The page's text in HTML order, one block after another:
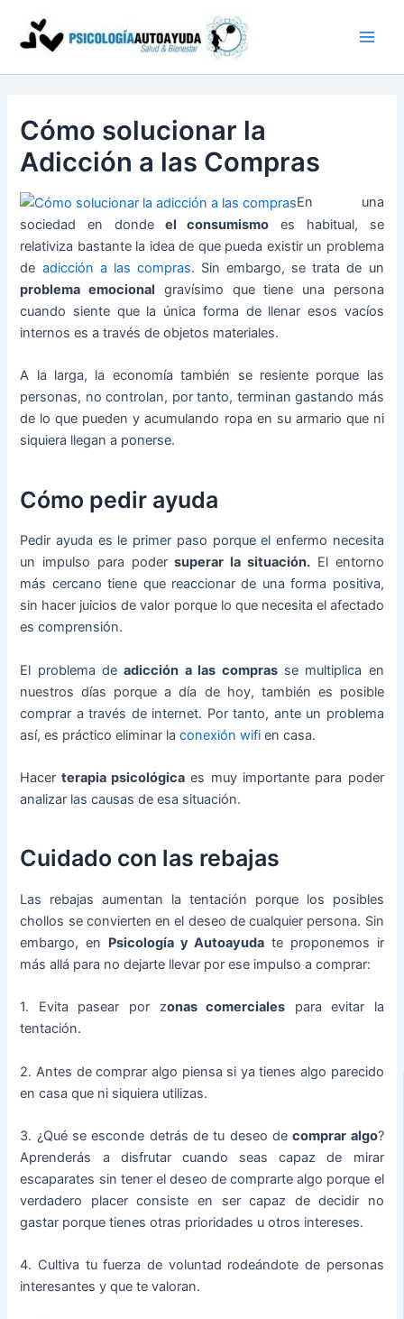
contenido
Cómo solucionar la
Adicción a las Compras
En una
sociedad en dondeel consumismo es habitual, se
relativiza bastante la idea de que pueda existir un problema
de adicción a las compras. Sin embargo, se trata de un
problema emocional gravísimo que tiene una persona
cuando siente que la única forma de llenar esos vacíos
internos es a través de objetos materiales.
A la larga, la economía también se resiente porque las
personas, no controlan, por tanto, terminan gastando más
de lo que pueden y acumulando ropa en su armario que ni
siquiera llegan a ponerse.
Cómo pedir ayuda
Pedir ayuda es le primer paso porque el enfermo necesita
un impulso para poder superar la situación.El entorno
más cercano tiene que reaccionar de una forma positiva,
sin hacer juicios de valor porque lo que necesita el afectado
es comprensión.
El problema deadicción a las comprasse multiplica en
nuestros días porque a día de hoy, también es posible
comprar a través de internet. Por tanto, ante un problema
así, es práctico eliminar laconexión wifi en casa.
Hacer terapia psicológica es muy importante para poder
analizar las causas de esa situación.
Cuidado con las rebajas
Las rebajas aumentan la tentación porque los posibles
chollos se convierten en el deseo de cualquier persona. Sin
embargo, en Psicología y Autoayuda te proponemos ir
más allá para no dejarte llevar por ese impulso a comprar:
1. Evita pasear por zonas comerciales para evitar la
tentación.
2. Antes de comprar algo piensa si ya tienes algo parecido
en casa que ni siquiera utilizas.
3. ¿Qué se esconde detrás de tu deseo decomprar algo?
Aprenderás a disfrutar cuando seas capaz de mirar
escaparates sin tener el deseo de comprarte algo porque el
verdadero placer consiste en ser capaz de decidir no
gastar porque tienes otras prioridades u otros intereses.
4. Cultiva tu fuerza de voluntad rodeándote de personas
interesantes y que te valoran.